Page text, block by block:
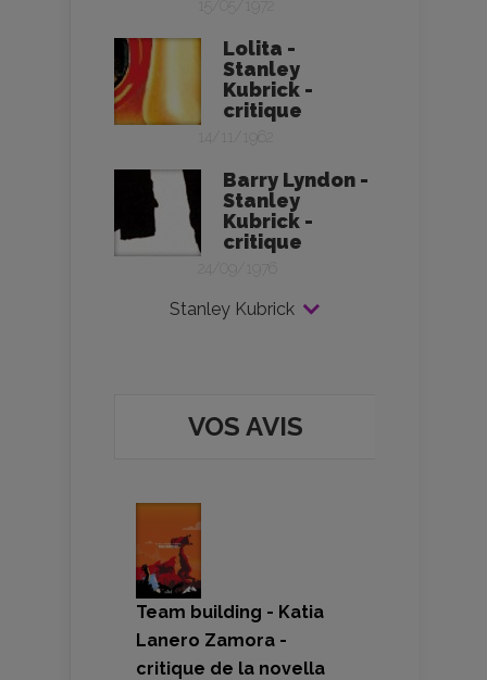
Lolita -
Stanley
Kubrick -
critique
14/11/1962
Barry Lyndon -
Stanley
Kubrick -
critique
24/09/1976
Stanley Kubrick
VOS AVIS
Team building - Katia
Lanero Zamora -
critique de la novella